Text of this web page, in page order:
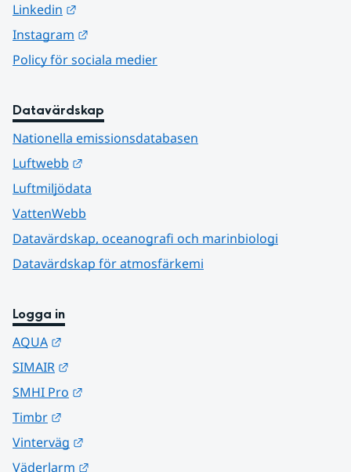
Linkedin
Instagram
Policy för sociala medier
Datavärdskap
Nationella emissionsdatabasen
Luftwebb
Luftmiljödata
VattenWebb
Datavärdskap, oceanografi och marinbiologi
Datavärdskap för atmosfärkemi
Logga in
AQUA
SIMAIR
SMHI Pro
Timbr
Vinterväg
Väderlarm